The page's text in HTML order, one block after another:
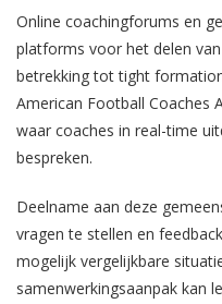
Online coachingforums en
platforms voor het delen
betrekking tot tight
American Football Coaches
waar coaches in real-time
bespreken.
Deelname aan deze
vragen te stellen en
mogelijk vergelijkbare
samenwerkingsaanpak kan